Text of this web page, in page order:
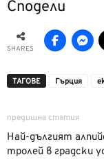
Сподели
SHARES
ТАГОВЕ Гърция
предишна статия
Най-дългият
тролей в градски